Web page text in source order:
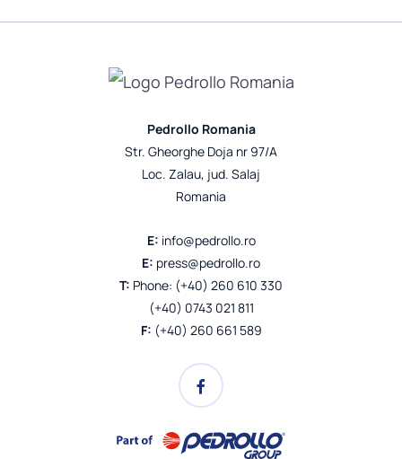
Pedrollo Romania
Str. Gheorghe Doja nr 97/A
Loc. Zalau, jud. Salaj
Romania
E: info@pedrollo.ro
E: press@pedrollo.ro
T: Phone: (+40) 260 610 330
(+40) 0743 021 811
F: (+40) 260 661 589